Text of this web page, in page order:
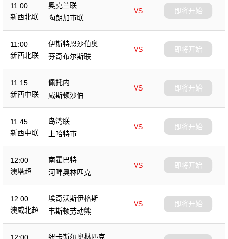
11:00
新西北联
奥克兰联
VS
陶朗加市联
即将开始
11:00
新西北联
伊斯特恩沙伯奥克
兰
VS
芬奇布尔斯联
即将开始
11:15
新西中联
佩托内
VS
威斯顿沙伯
即将开始
11:45
新西中联
岛湾联
VS
上哈特市
即将开始
12:00
澳塔超
南霍巴特
VS
河畔奥林匹克
即将开始
12:00
澳威北超
埃奇沃斯伊格斯
VS
韦斯顿劳动熊
即将开始
纽卡斯尔奥林匹克